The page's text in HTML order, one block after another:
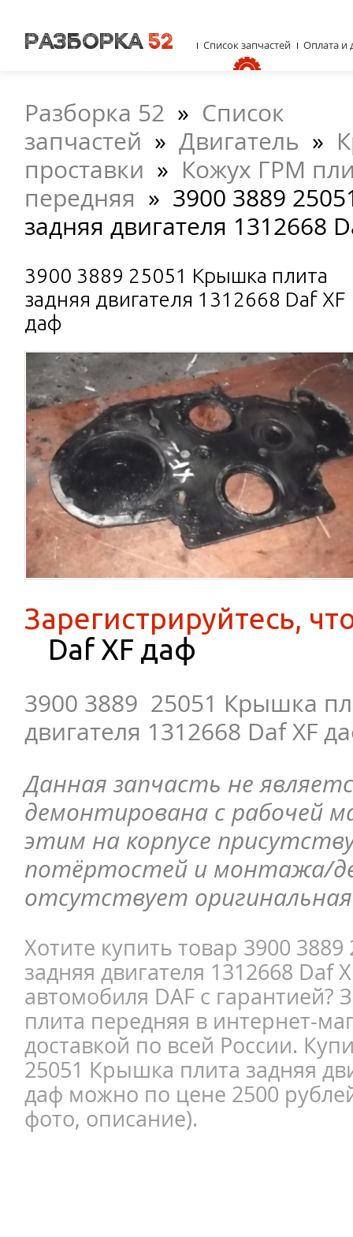
Разборка 52 » Список
запчастей » Двигатель »
проставки » Кожух ГРМ
передняя » 3900 3889
задняя двигателя 1312668
3900 3889 25051 Крышка плита
задняя двигателя 1312668 Daf XF
даф
Зарегистрируйтесь,
Daf XF даф
3900 3889 25051 Крышка
двигателя 1312668 Daf XF
Данная запчасть не
демонтирована с рабочей
этим на корпусе
потёртостей и монтажа/
отсутствует оригинальная
Хотите купить товар 3900
задняя двигателя 1312668 Daf
автомобиля DAF с гарантией?
плита передняя в интернет-
доставкой по всей России.
25051 Крышка плита задняя
даф можно по цене 2500
фото, описание).
Список запчастей Оплата и